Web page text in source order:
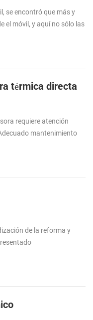
se encontró que más y
el móvil, y aquí no sólo las
térmica directa
requiere atención
mantenimiento
de la reforma y